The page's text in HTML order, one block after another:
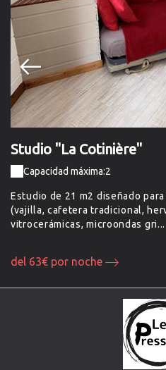
Studio "La Cotinière"
Capacidad máxima:2
Estudio de 21 m2 diseñado
(vajilla, cafetera tradicional,
vitrocerámicas, microondas gri...
del 63€ por noche